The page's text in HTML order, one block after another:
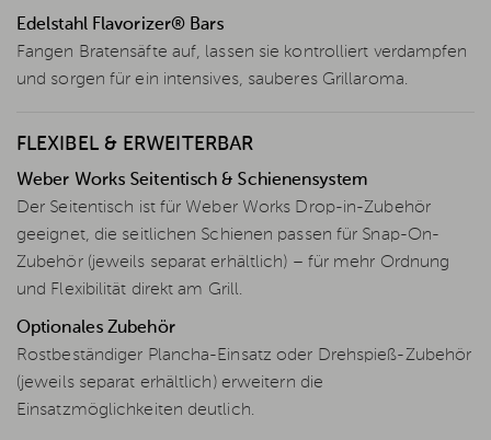
Edelstahl Flavorizer® Bars
Fangen Bratensäfte auf, lassen sie kontrolliert verdampfen
und sorgen für ein intensives, sauberes Grillaroma.
FLEXIBEL & ERWEITERBAR
Weber Works Seitentisch & Schienensystem
Der Seitentisch ist für Weber Works Drop-in-Zubehör
geeignet, die seitlichen Schienen passen für Snap-On-
Zubehör (jeweils separat erhältlich) – für mehr Ordnung
und Flexibilität direkt am Grill.
Optionales Zubehör
Rostbeständiger Plancha-Einsatz oder Drehspieß-Zubehör
(jeweils separat erhältlich) erweitern die
Einsatzmöglichkeiten deutlich.